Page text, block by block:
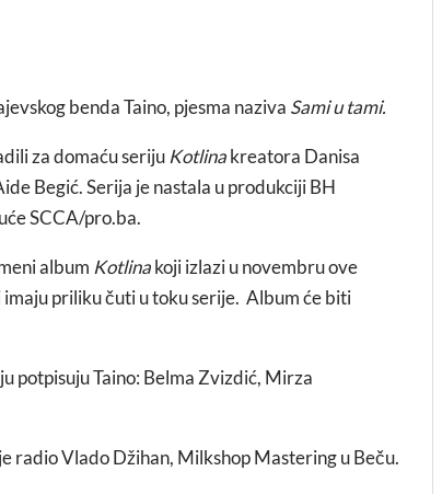
benda Taino, pjesma naziva Sami u tami.
za domaću seriju Kotlinakreatora Danisa
Begić. Serija je nastala u produkciji BH
SCCA/pro.ba.
album Kotlinakoji izlazi u novembru ove
imaju priliku čuti u toku serije. Album će biti
potpisuju Taino: Belma Zvizdić, Mirza
radio Vlado Džihan, Milkshop Mastering u Beču.